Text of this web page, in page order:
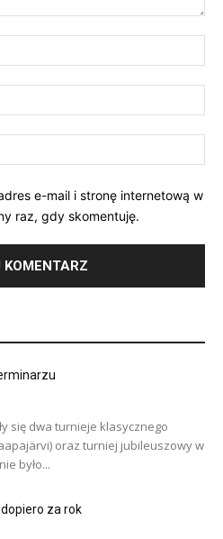
e-mail i stronę internetową w
raz, gdy skomentuję.
się dwa turnieje klasycznego
oraz turniej jubileuszowy w
było...
za rok